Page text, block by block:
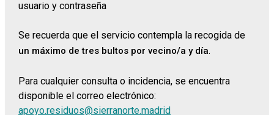
usuario y contraseña
Se recuerda que el servicio contempla la recogida de
un máximo de tres bultos por vecino/a y día.
Para cualquier consulta o incidencia, se encuentra
disponible el correo electrónico:
apoyo.residuos@sierranorte.madrid